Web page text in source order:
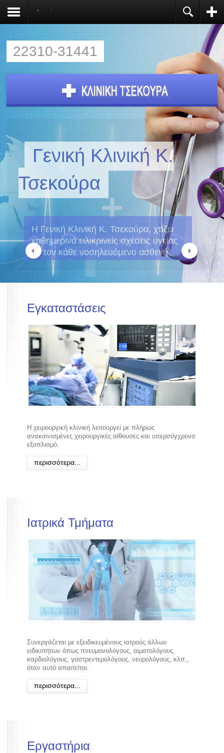
Αρχική
You need to enable user registration from User
Manager/Options in the backend of Joomla before
this module will activate.
22310-31441
Γενική Κλινική Κ.
Τσεκούρα
Η Γενική Κλινική Κ. Τσεκούρα, χτίζει
καθημερινά ειλικρινείς σχέσεις υγείας
με τον κάθε νοσηλευόμενο ασθενή
που στηρίζονται στη βασική μας
επιδίωξη, την άρτια και ποιοτική
Εγκαταστάσεις
Η χειρουργική κλινική λειτουργεί με πλήρως
ανακαινισμένες χειρουργικές αίθουσες και υπερσύγχρονο
εξοπλισμό.
περισσότερα...
ΙατρικάΤμήματα
Συνεργάζεται με εξειδικευμένους ιατρούς άλλων
ειδικοτήτων όπως πνευμονολόγους, αιματολόγους,
καρδιολόγους, γαστρεντερολόγους, νευρολόγους, κλπ.,
όταν αυτό απαιτείται.
περισσότερα...
Εργαστήρια